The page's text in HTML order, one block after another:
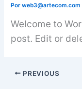
Porweb3@artecom.com
Welcome to
post. Edit or
PREVIOUS